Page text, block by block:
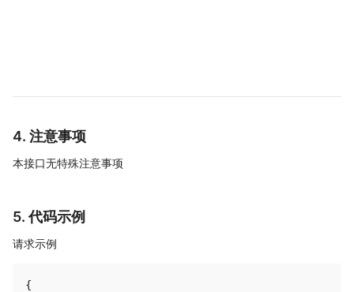
4. 注意事项
本接口无特殊注意事项
5. 代码示例
请求示例
{